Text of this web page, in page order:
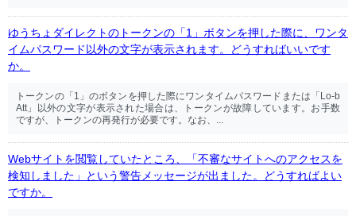
ゆうちょダイレクトのトークンの「1」ボタンを押した際に、ワンタ
イムパスワード以外の文字が表示されます。どうすればいいです
か。
トークンの「1」のボタンを押した際にワンタイムパスワードまたは「Lo-b
Att」以外の文字が表示された場合は、トークンが故障しています。お手数
ですが、トークンの再発行が必要です。なお、...
Webサイトを閲覧していたところ、「不審なサイトへのアクセスを
検知しました」という警告メッセージが出ました。どうすればよい
ですか。